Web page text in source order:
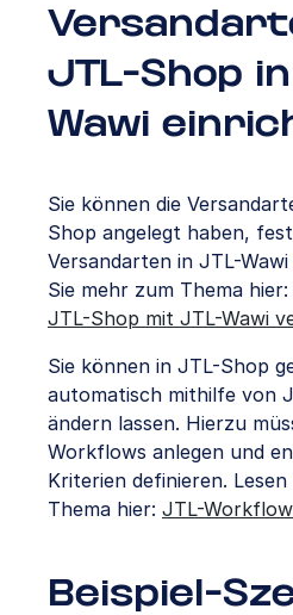
JTL-Shop
Wawi
Sie können die
Shop angelegt haben,
Versandarten in JTL-
Sie mehr zum Thema hier:
JTL-Shop mit JTL-Wawi
Sie können in JTL-Shop
automatisch mithilfe von
ändern lassen. Hierzu
Workflows anlegen und
Kriterien definieren.
Thema hier: JTL-
Beispiel-